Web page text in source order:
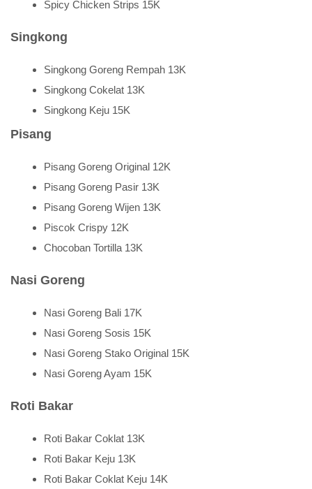
Spicy Chicken Strips 15K
Singkong
Singkong Goreng Rempah 13K
Singkong Cokelat 13K
Singkong Keju 15K
Pisang
Pisang Goreng Original 12K
Pisang Goreng Pasir 13K
Pisang Goreng Wijen 13K
Piscok Crispy 12K
Chocoban Tortilla 13K
Nasi Goreng
Nasi Goreng Bali 17K
Nasi Goreng Sosis 15K
Nasi Goreng Stako Original 15K
Nasi Goreng Ayam 15K
Roti Bakar
Roti Bakar Coklat 13K
Roti Bakar Keju 13K
Roti Bakar Coklat Keju 14K